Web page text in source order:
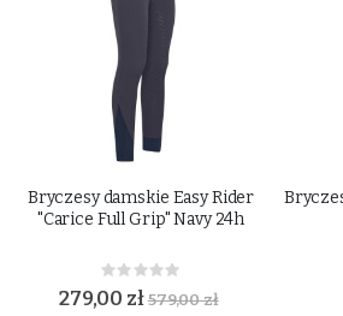
Bryczesy damskie Easy Rider
"Carice Full Grip" Navy 24h
Rating:
0%
279,00 zł579,00 zł